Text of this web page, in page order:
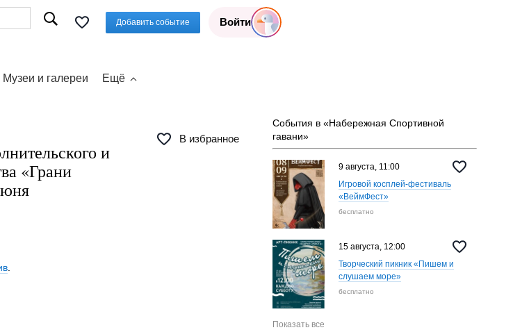
Добавить событие Войти
Музеи и галереи Ещё
В избранное
и
«Грани
События в «Набережная Спортивной
гавани»
9 августа, 11:00
Игровой косплей-фестиваль
«ВеймФест»
бесплатно
15 августа, 12:00
Творческий пикник «Пишем и
слушаем море»
бесплатно
Показать все